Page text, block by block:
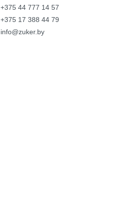
+375 44 777 14 57
+375 17 388 44 79
info@zuker.by